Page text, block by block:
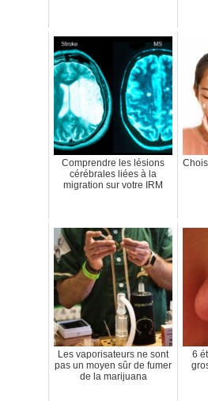
Comprendre les lésions
cérébrales liées à la
migration sur votre IRM
Les vaporisateurs ne sont
pas un moyen sûr de fumer
de la marijuana
6